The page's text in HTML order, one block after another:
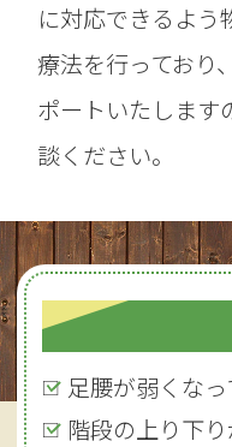
に対応できるよう
療法を行っており
ポートいたします
談ください。
足腰が弱くな
階段の上り下